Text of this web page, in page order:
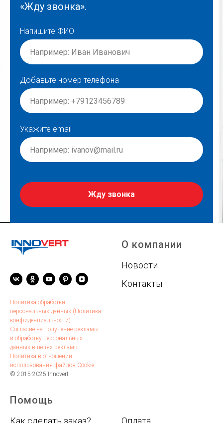
«Жду звонка».
Напишите ФИО
Добавьте номер телефона
Укажите email
Жду звонка
отношении обработки персональных данных.
Политика обработки
персональных данных (Политика
конфиденциальности)
Согласие на получение рекламы
и обработку персональных
данных в целях рекламы
Политика в отношении
использования файлов Cookie
© 2015-2025 Innovert
О компании
Новости
Контакты
Помощь
Как сделать заказ? Оплата